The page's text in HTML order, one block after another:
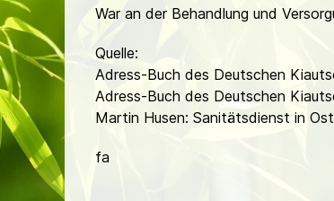
War an der Behandlung und
Quelle:
Adress-Buch des Deutschen
Adress-Buch des Deutschen
Martin Husen: Sanitätsdienst in
fa